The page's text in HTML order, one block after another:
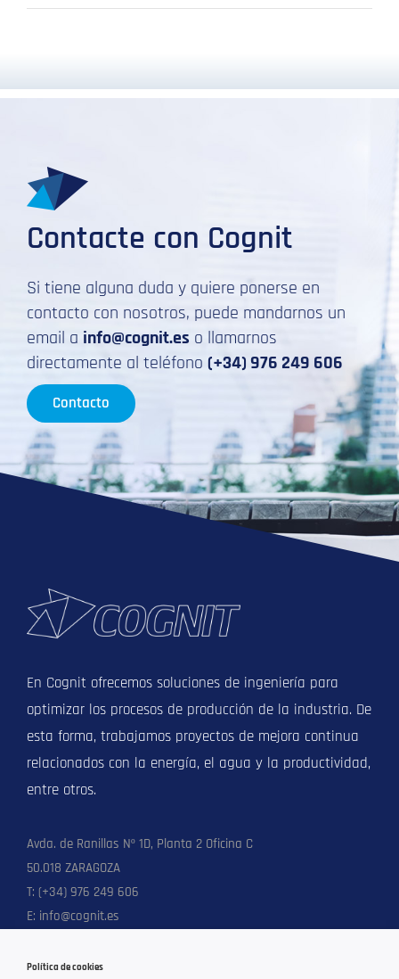
Contacte con Cognit
Si tiene alguna duda y quiere ponerse en
contacto con nosotros, puede mandarnos un
email a info@cognit.es o llamarnos
directamente al teléfono (+34) 976 249 606
Contacto
En Cognit ofrecemos soluciones de ingeniería para
optimizar los procesos de producción de la industria. De
esta forma, trabajamos proyectos de mejora continua
relacionados con la energía, el agua y la productividad,
entre otros.
Avda. de Ranillas Nº 1D, Planta 2 Oficina C
50.018 ZARAGOZA
T: (+34) 976 249 606
E: info@cognit.es
Política de cookies